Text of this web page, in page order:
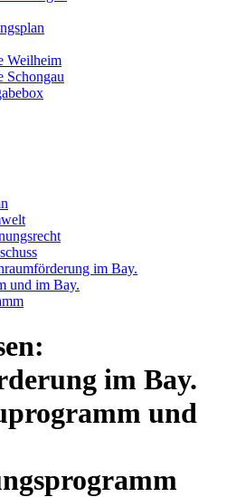
Weilheim
Schongau
im Bay.
und im Bay.
im Bay.
und